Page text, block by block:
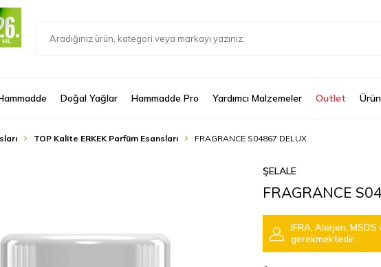
Doğal Yağlar Hammadde Pro Yardımcı Malzemeler Outlet
TOP Kalite ERKEK Parfüm Esansları FRAGRANCE S04867 DELUX
ŞELALE
FRAGRANCE
IFRA, Alerjen,
gerekmektedir.